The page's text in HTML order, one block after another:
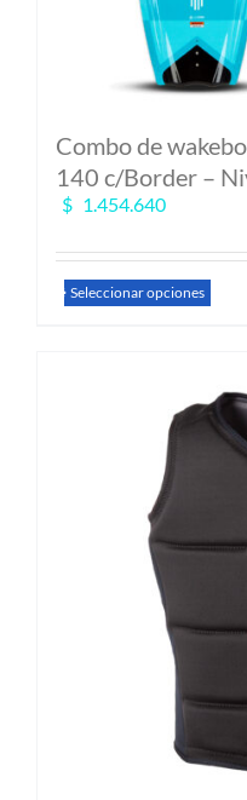
Combo de
140 c/Border –
$ 1.454.640
Seleccionar opciones
Las
la